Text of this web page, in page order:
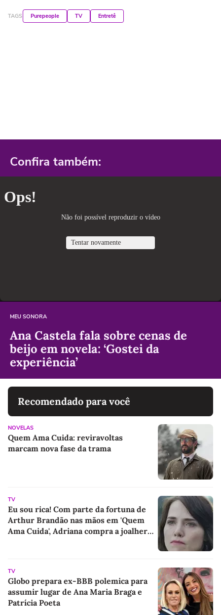
TAGS Purepeople TV Entretê
Confira também:
MEU SONORA
Ana Castela fala sobre cenas de
beijo em novela: ‘Gostei da
experiência’
Recomendado para você
NOVELAS
Quem Ama Cuida: reviravoltas
marcam nova fase da trama
TV
Eu sou rica! Com parte da fortuna de
Arthur Brandão nas mãos em 'Quem
Ama Cuida', Adriana compra a joalheria
TV
Globo prepara ex-BBB polemica para
assumir lugar de Ana Maria Braga e
Patrícia Poeta